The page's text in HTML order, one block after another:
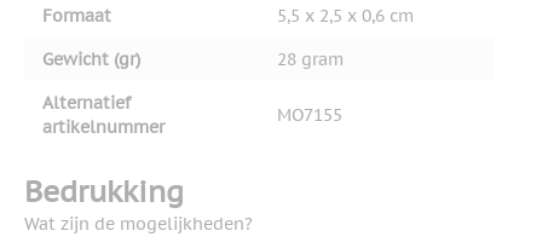
Formaat
5,5 x 2,5 x 0,6 cm
Gewicht (gr)
28 gram
Alternatief
artikelnummer
MO7155
Bedrukking
Wat zijn de mogelijkheden?